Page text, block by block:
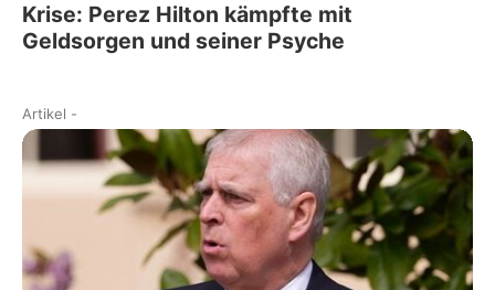
Krise: Perez Hilton kämpfte mit
Geldsorgen und seiner Psyche
Artikel -